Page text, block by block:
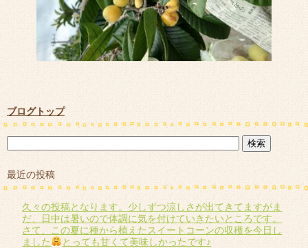
ブログトップ
最近の投稿
久々の投稿となります。少しずつ涼しさが出てきてますがま
だ、日中は暑いので体調に気を付けていきたいところです。
さて、この夏に種から植えたスイートコーンの収穫を今日し
ました
とっても甘くて美味しかったです♪